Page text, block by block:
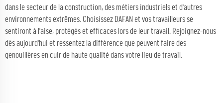
dans le secteur de la construction, des métiers industriels et d'autres
environnements extrêmes. Choisissez DAFAN et vos travailleurs se
sentiront à l'aise, protégés et efficaces lors de leur travail. Rejoignez-nous
dès aujourd'hui et ressentez la différence que peuvent faire des
genouillères en cuir de haute qualité dans votre lieu de travail.